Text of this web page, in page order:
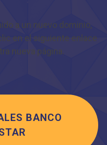
a un nuevo dominio,
en el siguiente enlace
nueva página.
BANCO